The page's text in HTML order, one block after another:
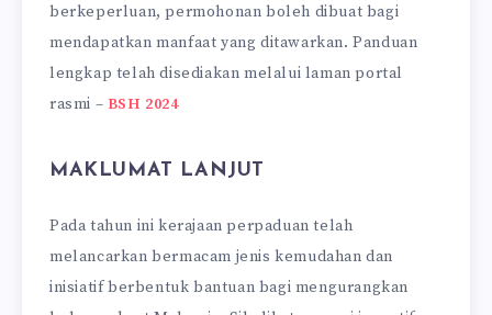
berkeperluan, permohonan boleh dibuat bagi
mendapatkan manfaat yang ditawarkan. Panduan
lengkap telah disediakan melalui laman portal
rasmi – BSH 2024
MAKLUMAT LANJUT
Pada tahun ini kerajaan perpaduan telah
melancarkan bermacam jenis kemudahan dan
inisiatif berbentuk bantuan bagi mengurangkan